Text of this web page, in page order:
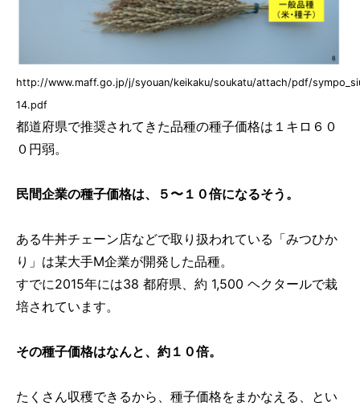
http://www.maff.go.jp/j/syouan/keikaku/soukatu/attach/pdf/
14.pdf
都道府県で推奨されてきた品種の種子価格は１キロ６０
０円弱。
民間企業の種子価格は、５〜１０倍になるそう。
ある牛丼チェーン店などで取り扱われている「みつひか
り」は某大手M企業が開発した品種。
すでに2015年には38 都府県、約 1,500 ヘクタールで栽
培されています。
その種子価格はなんと、約１０倍。
たくさん収穫できるから、種子価格をまかなえる、とい